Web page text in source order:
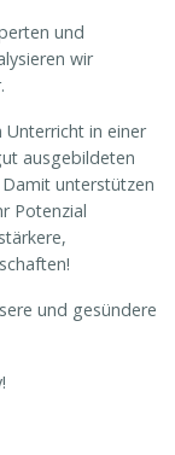
und
wir
in einer
ausgebildeten
unterstützen
Potenzial
und gesündere